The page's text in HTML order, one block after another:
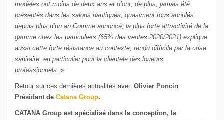
modèles ont moins de deux ans et n’ont, de plus, jamais été
présentés dans les salons nautiques, quasiment tous annulés
depuis plus d’un an.Comme annoncé, la plus forte attractivité de la
gamme chez les particuliers (65% des ventes 2020/2021) explique
aussi cette forte résistance au contexte, rendu difficile par la crise
sanitaire, en particulier pour la clientèle des loueurs
professionnels. »
Retour sur ces dernières actualités avec Olivier Poncin
Président de Catana Group.
CATANA Group est spécialisé dans la conception, la